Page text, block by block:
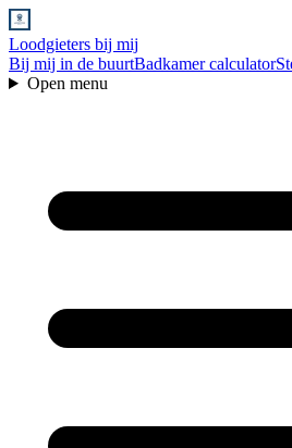
Loodgieters bij mij
Bij mij in de buurtBadkamer calculator
Open menu